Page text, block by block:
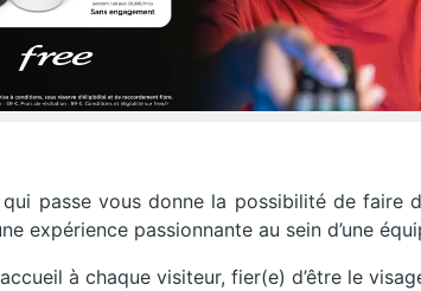
passe vous donne la possibilité de faire
expérience passionnante au sein d’une
à chaque visiteur, fier(e) d’être le